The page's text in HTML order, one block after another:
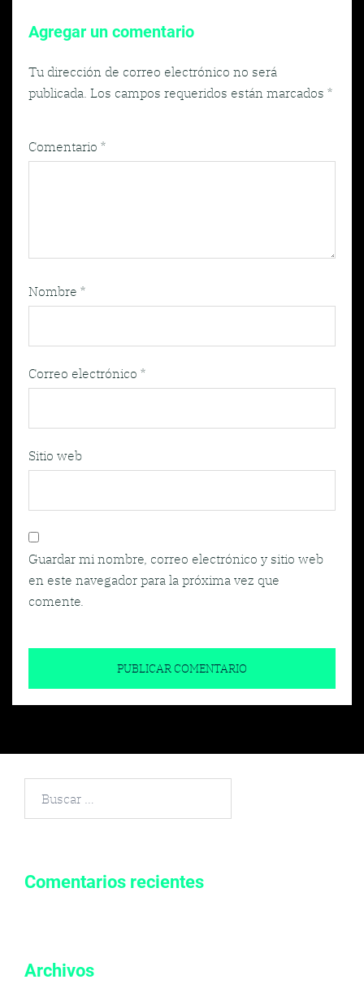
Agregar un comentario
Tu dirección de correo electrónico no será
publicada. Los campos requeridos están marcados *
Comentario *
Nombre *
Correo electrónico *
Sitio web
Guardar mi nombre, correo electrónico y sitio web
en este navegador para la próxima vez que
comente.
Comentarios recientes
Archivos